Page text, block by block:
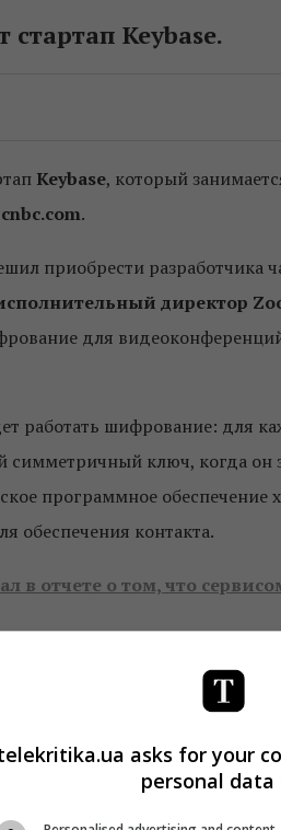
Keybase.
Keybase, который
cnbc.com.
приобрести разработчика
директор
для
работать шифрование: для
симметричный ключ, когда он
программное обеспечение
обеспечения контакта.
в отчете о том, что
с помощью FaceTime и Zoom
против компании
asks for your
personal data